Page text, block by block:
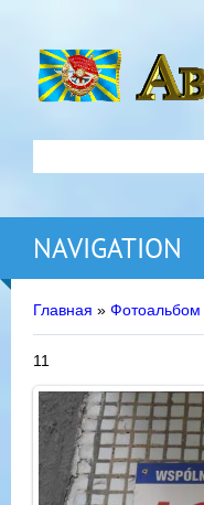
NAVIGATION
Главная » Фотоальбом
11